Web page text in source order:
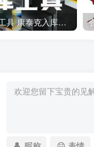
Kontakt入库工具 康泰克入库教程